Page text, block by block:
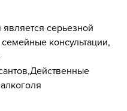
серьезной
консультации,